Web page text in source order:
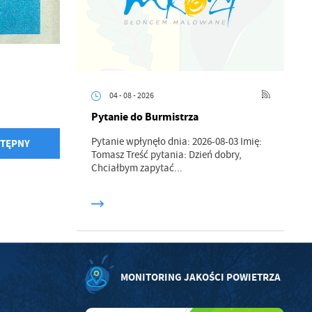
04 - 08 - 2026
Pytanie do Burmistrza
Pytanie wpłynęło dnia: 2026-08-03 Imię:
Tomasz Treść pytania: Dzień dobry,
Chciałbym zapytać...
MONITORING JAKOŚCI POWIETRZA